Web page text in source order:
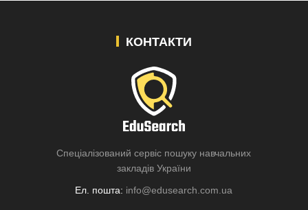
КОНТАКТИ
Спеціалізований сервіс пошуку навчальних
закладів України
Ел. пошта: info@edusearch.com.ua